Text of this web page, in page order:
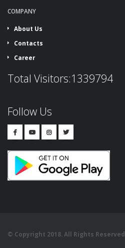
COMPANY
About Us
Contacts
Career
Total Visitors:1339794
Follow Us
© Copyright 2018. All Rights Reserved.